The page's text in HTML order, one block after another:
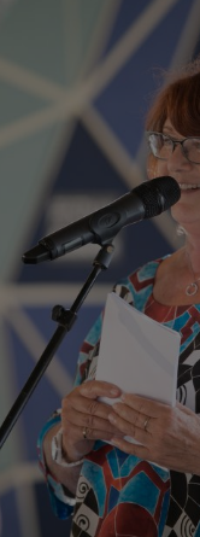
ont été invitées à
et sensibiliser
au quotidien
visibilité à ces